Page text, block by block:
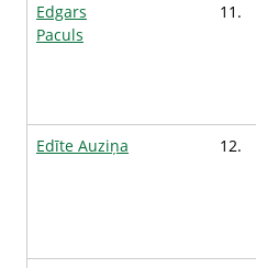
Edgars
Paculs
11.
Edīte Auziņa
12.